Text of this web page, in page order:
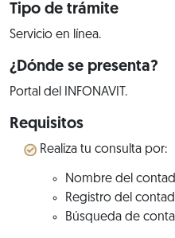
Tipo de trámite
Servicio en línea.
¿Dónde se presenta?
Portal del INFONAVIT.
Requisitos
Realiza tu consulta por:
Nombre del
Registro del
Búsqueda de